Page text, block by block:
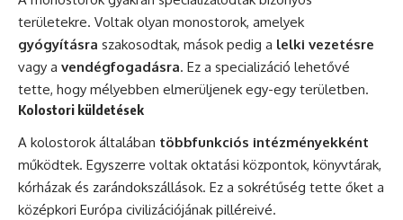
területekre. Voltak olyan monostorok, amelyek
gyógyításra szakosodtak, mások pedig a lelki vezetésre
vagy a vendégfogadásra. Ez a specializáció lehetővé
tette, hogy mélyebben elmerüljenek egy-egy területben.
Kolostori küldetések
A kolostorok általában többfunkciós intézményekként
működtek. Egyszerre voltak oktatási központok, könyvtárak,
kórházak és zarándokszállások. Ez a sokrétűség tette őket a
középkori Európa civilizációjának pilléreivé.